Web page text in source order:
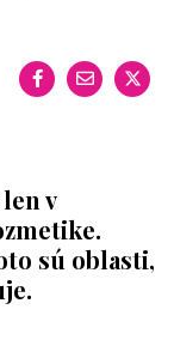
v
sú oblasti,